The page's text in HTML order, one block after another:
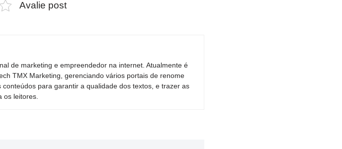
Avalie post
de marketing e empreendedor na internet. Atualmente é
TMX Marketing, gerenciando vários portais de renome
para garantir a qualidade dos textos, e trazer as
os leitores.